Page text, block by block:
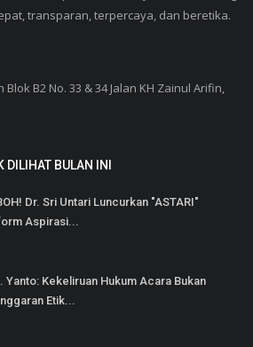
transparan, terpercaya, dan beretika.
B2 No. 33 & 34 Jalan KH Zainul Arifin,
DILIHAT BULAN INI
Dr. Sri Untari Luncurkan "ASTARI"
Aspirasi...
Yanto: Kekeliruan Hukum Acara Bukan
Etik...